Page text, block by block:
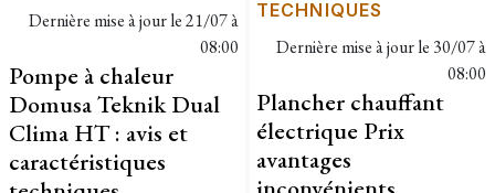
Dernière mise à jour le21/07 à
08:00
Pompe à chaleur
Domusa Teknik Dual
Clima HT : avis et
caractéristiques
TECHNIQUES
Dernière mise à jour le 30/07 à
08:00
Plancher chauffant
électrique Prix
avantages